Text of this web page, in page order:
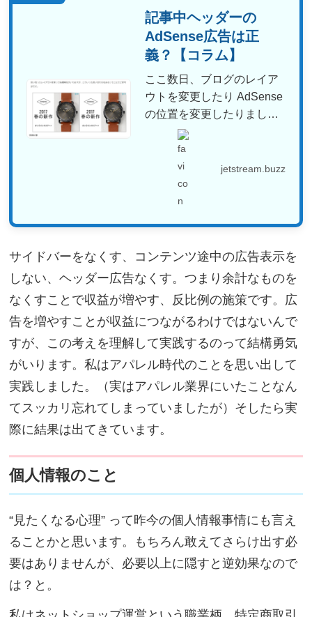
記事中ヘッダーの
AdSense広告は正
義？【コラム】
ここ数日、ブログのレイア
ウトを変更したり AdSense
の位置を変更したりましま
した。とりあえず完...
jetstream.buzz
サイドバーをなくす、コンテンツ途中の広告表示を
しない、ヘッダー広告なくす。つまり余計なものを
なくすことで収益が増やす、反比例の施策です。広
告を増やすことが収益につながるわけではないんで
すが、この考えを理解して実践するのって結構勇気
がいります。私はアパレル時代のことを思い出して
実践しました。（実はアパレル業界にいたことなん
てスッカリ忘れてしまっていましたが）そしたら実
際に結果は出てきています。
個人情報のこと
“見たくなる心理” って昨今の個人情報事情にも言え
ることかと思います。もちろん敢えてさらけ出す必
要はありませんが、必要以上に隠すと逆効果なので
は？と。